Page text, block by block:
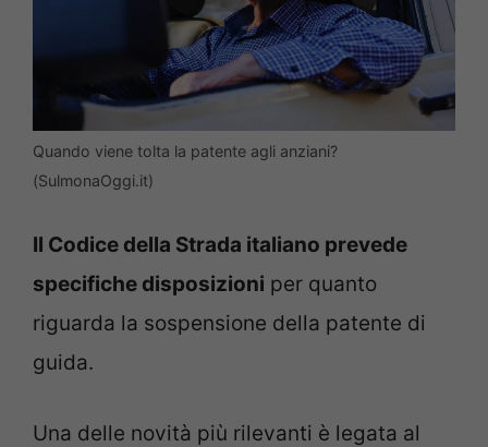
Quando viene tolta la patente agli anziani?
(SulmonaOggi.it)
Il Codice della Strada italiano prevede
specifiche disposizioni per quanto
riguarda la sospensione della patente di
guida.
Una delle novità più rilevanti è legata al